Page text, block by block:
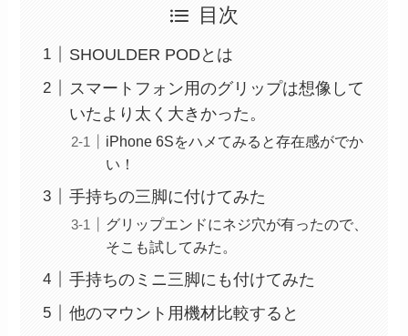
目次
SHOULDER PODとは
スマートフォン用のグリップは想像して
いたより太く大きかった。
iPhone 6Sをハメてみると存在感がでか
い！
手持ちの三脚に付けてみた
グリップエンドにネジ穴が有ったので、
そこも試してみた。
手持ちのミニ三脚にも付けてみた
他のマウント用機材比較すると